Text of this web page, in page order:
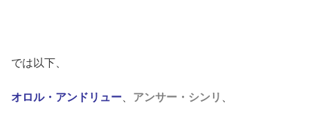
では以下、
オロル・アンドリュー アンサー・シンリ